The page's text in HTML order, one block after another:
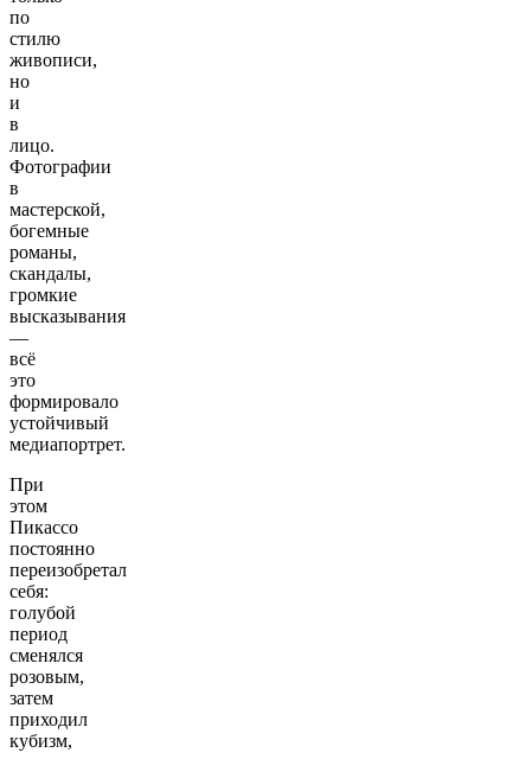
по
стилю
живописи,
но
и
в
лицо.
Фотографии
в
мастерской,
богемные
романы,
скандалы,
громкие
высказывания
—
всё
это
формировало
устойчивый
медиапортрет.
При
этом
Пикассо
постоянно
переизобретал
себя:
голубой
период
сменялся
розовым,
затем
приходил
кубизм,